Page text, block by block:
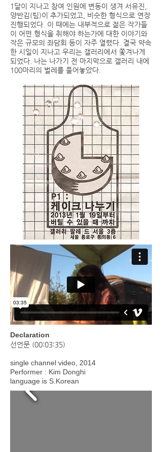
1달이 지나고 참여 인원에 변동이 생겨 서유진,
양반김(팀)이 추가되었고, 비슷한 형식으로 연장
진행되었다. 이 때에는 내부적으로 젊은 작가들
이 어떤 형식을 취해야 하는가에 대한 이야기와
작은 규모의 좌담회 등이 자주 열렸다. 결국 약속
한 시일이 지나고 우리는 갤러리에서 쫓겨나게
되었다. 나는 나가기 전 마지막으로 갤러리 내에
100마리의 벌레를 풀어놓았다.
Declaration
선언문 (00:03:35)
single channel video, 2014
Performer : Kim Donghi
language is S.Korean